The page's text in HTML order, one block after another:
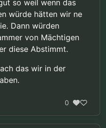
freiheitlich demokratischen
Es ist keine
wenn wir im Käfig
und unsere
beweisen
Normalerweise würde
herum ist.
ist absurd.
so weil wenn das
würde hätten wir ne
Dann würden
von Mächtigen
diese Abstimmt.
das wir in der
0